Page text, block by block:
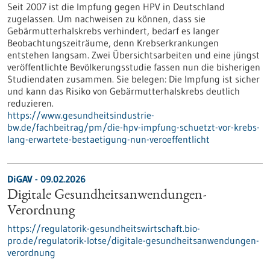
Seit 2007 ist die Impfung gegen HPV in Deutschland
zugelassen. Um nachweisen zu können, dass sie
Gebärmutterhalskrebs verhindert, bedarf es langer
Beobachtungszeiträume, denn Krebserkrankungen
entstehen langsam. Zwei Übersichtsarbeiten und eine jüngst
veröffentlichte Bevölkerungsstudie fassen nun die bisherigen
Studiendaten zusammen. Sie belegen: Die Impfung ist sicher
und kann das Risiko von Gebärmutterhalskrebs deutlich
reduzieren.
https://www.gesundheitsindustrie-
bw.de/fachbeitrag/pm/die-hpv-impfung-schuetzt-vor-krebs-
lang-erwartete-bestaetigung-nun-veroeffentlicht
DiGAV - 09.02.2026
Digitale Gesundheitsanwendungen-
Verordnung
https://regulatorik-gesundheitswirtschaft.bio-
pro.de/regulatorik-lotse/digitale-gesundheitsanwendungen-
verordnung